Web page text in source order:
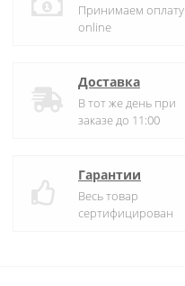
Принимаем оплату
online
Доставка
В тот же день при
заказе до 11:00
Гарантии
Весь товар
сертифицирован